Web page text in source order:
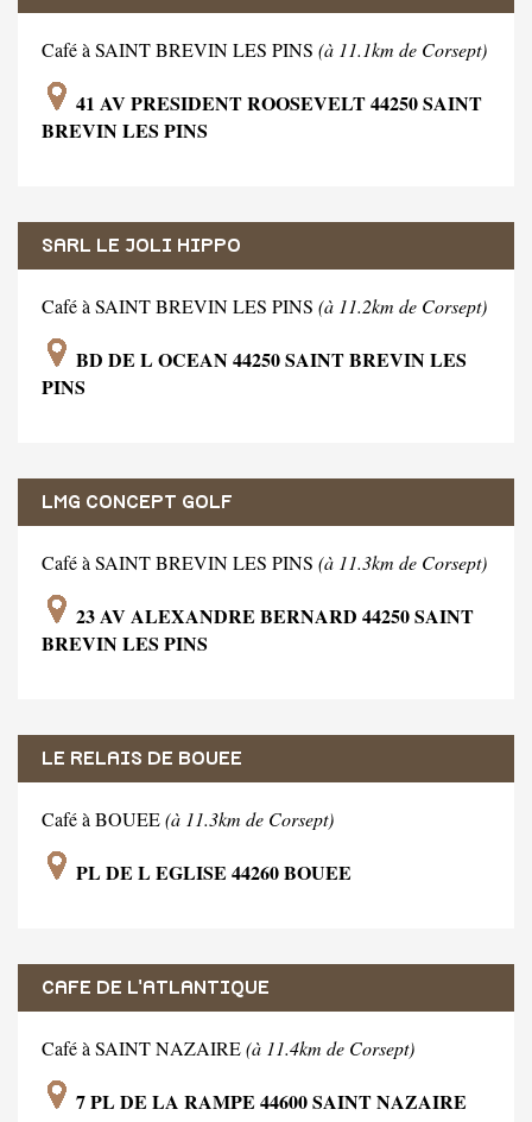
Café à SAINT BREVIN LES PINS (à 11.1km de Corsept)
41 AV PRESIDENT ROOSEVELT 44250 SAINT
BREVIN LES PINS
SARL LE JOLI HIPPO
Café à SAINT BREVIN LES PINS (à 11.2km de Corsept)
BD DE L OCEAN 44250 SAINT BREVIN LES
PINS
LMG CONCEPT GOLF
Café à SAINT BREVIN LES PINS (à 11.3km de Corsept)
23 AV ALEXANDRE BERNARD 44250 SAINT
BREVIN LES PINS
LE RELAIS DE BOUEE
Café à BOUEE(à 11.3km de Corsept)
PL DE L EGLISE 44260 BOUEE
CAFE DE L'ATLANTIQUE
Café à SAINT NAZAIRE(à 11.4km de Corsept)
7 PL DE LA RAMPE 44600 SAINT NAZAIRE